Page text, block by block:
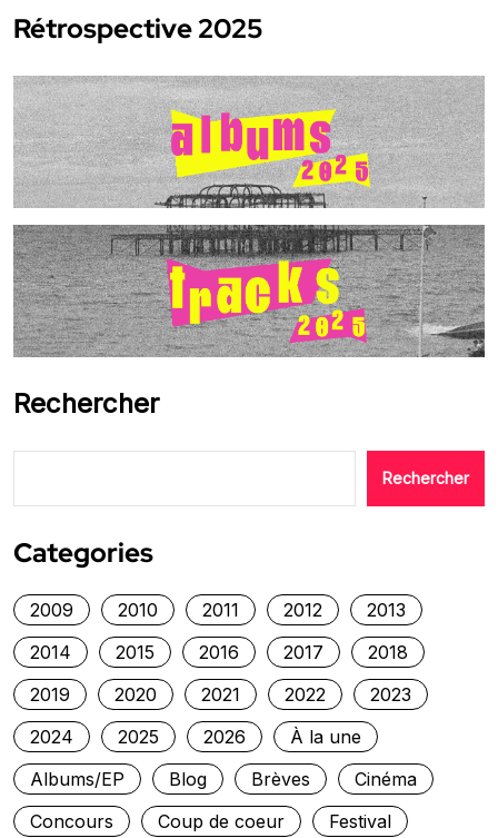
Rétrospective 2025
Rechercher
Rechercher
Categories
2009 2010 2011 2012
2013
2014
2015 2016 2017
2018
2019
2020 2021 2022
2023
2024
2025 2026
À la une
Albums/EP
Blog Brèves
Cinéma
Concours
Coup de coeur
Festival